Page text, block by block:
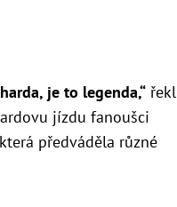
je to legenda,“ řekl
jízdu fanoušci
předváděla různé